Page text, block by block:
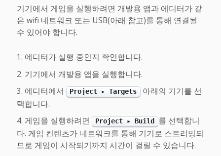
기기에서 게임을 실행하려면 개발용 앱과 에디터가 같
은 wifi 네트워크 또는 USB(아래 참고)를 통해 연결될
수 있어야 합니다.
에디터가 실행 중인지 확인합니다.
기기에서 개발용 앱을 실행합니다.
에디터에서
Project ▸ Targets
아래의 기기를 선
택합니다.
게임을 실행하려면
Project ▸ Build
를 선택합니
다. 게임 컨텐츠가 네트워크를 통해 기기로 스트리밍되
므로 게임이 시작되기까지 시간이 걸릴 수 있습니다.